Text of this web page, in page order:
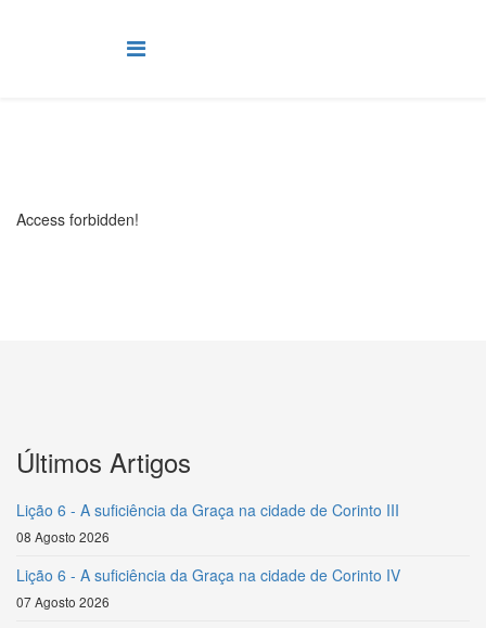
Access forbidden!
Últimos Artigos
Lição 6 - A suficiência da Graça na cidade de Corinto III
08 Agosto 2026
Lição 6 - A suficiência da Graça na cidade de Corinto IV
07 Agosto 2026